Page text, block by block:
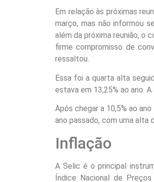
Em relação às próximas
março, mas não informou
além da próxima reunião, o
firme compromisso de
ressaltou.
Essa foi a quarta alta
estava em 13,25% ao ano.
Após chegar a 10,5% ao
ano passado, com uma alta
Inflação
A Selic é o principal
Índice Nacional de